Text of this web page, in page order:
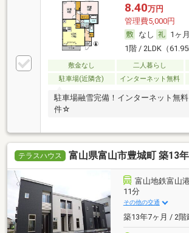
8.40万円
管理費5,000円
なし
1ヶ月
1階 / 2LDK（
敷金なし 二人暮らし
駐車場(近隣含)
インターネット無料
駐車場融雪完備！インターネット無
件☆
テラスハウス 富山県富山市豊城町 築13
富山地鉄富山
11分
その他の交通
築13年7ヶ月 / 2階